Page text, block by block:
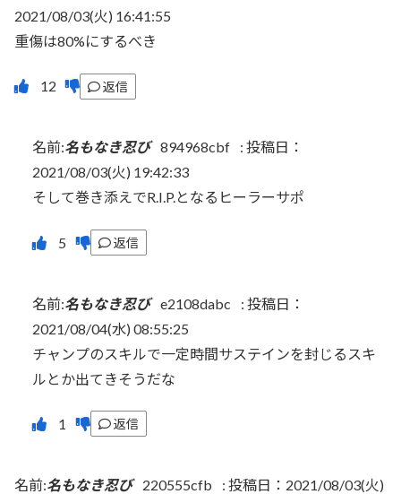
2021/08/03(火) 16:41:55
重傷は80%にするべき
返信
名前:名もなき忍び 894968cbf : 投稿日：
2021/08/03(火) 19:42:33
そして巻き添えでR.I.P.となるヒーラーサポ
返信
名前:名もなき忍び e2108dabc : 投稿日：
2021/08/04(水) 08:55:25
チャンプのスキルで一定時間サステインを封じるスキ
ルとか出てきそうだな
返信
名前:名もなき忍び 220555cfb : 投稿日：2021/08/03(火)